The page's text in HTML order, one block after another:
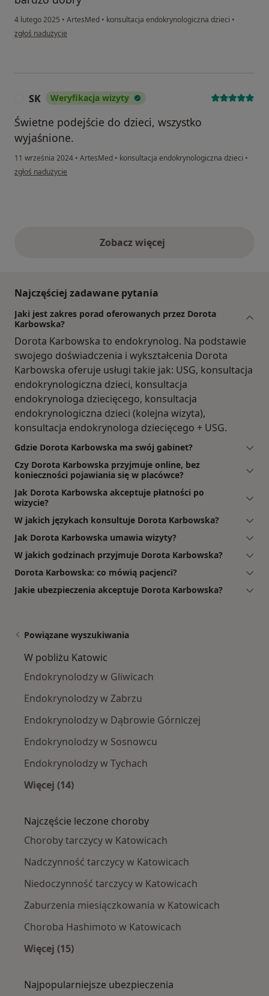
4 lutego 2025 • ArtesMed • konsultacja endokrynologiczna dzieci •
w opinii użytkownika Yuliia
zgłoś nadużycie
SK Weryfikacja wizyty
Świetne podejście do dzieci, wszystko
wyjaśnione.
11 września 2024 • ArtesMed • konsultacja endokrynologiczna dzieci •
w opinii użytkownika SK
zgłoś nadużycie
Zobacz więcejopinie powyżej
Najczęściej zadawane pytania
Jaki jest zakres porad oferowanych przez Dorota
Karbowska?
Dorota Karbowska to endokrynolog. Na podstawie
swojego doświadczenia i wykształcenia Dorota
Karbowska oferuje usługi takie jak: USG, konsultacja
endokrynologiczna dzieci, konsultacja
endokrynologa dziecięcego, konsultacja
endokrynologiczna dzieci (kolejna wizyta),
konsultacja endokrynologa dziecięcego + USG.
Gdzie Dorota Karbowska ma swój gabinet?
Czy Dorota Karbowska przyjmuje online, bez
konieczności pojawiania się w placówce?
Jak Dorota Karbowska akceptuje płatności po
wizycie?
W jakich językach konsultuje Dorota Karbowska?
Jak Dorota Karbowska umawia wizyty?
W jakich godzinach przyjmuje Dorota Karbowska?
Dorota Karbowska: co mówią pacjenci?
Jakie ubezpieczenia akceptuje Dorota Karbowska?
Powiązane wyszukiwania
W pobliżu Katowic
Endokrynolodzy w Gliwicach
Endokrynolodzy w Zabrzu
Endokrynolodzy w Dąbrowie Górniczej
Endokrynolodzy w Sosnowcu
Endokrynolodzy w Tychach
Więcej (14)
Najczęście leczone choroby
Choroby tarczycy w Katowicach
Nadczynność tarczycy w Katowicach
Niedoczynność tarczycy w Katowicach
Zaburzenia miesiączkowania w Katowicach
Choroba Hashimoto w Katowicach
Więcej (15)
Najpopularniejsze ubezpieczenia